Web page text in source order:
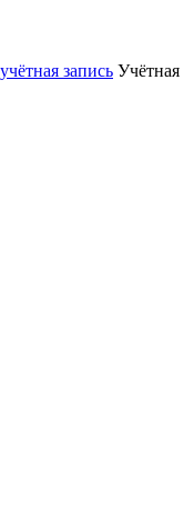
запись Учётная